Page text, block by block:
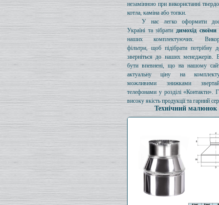
незамінною при використанні
котла, каміна або топки.
У нас легко оформити
Україні та зібратидимохід
наших комплектуючих.
фільтри, щоб підібрати потрібну
зверніться до наших менеджерів.
бути впевнені, що на нашому
актуальну ціну на
можливими знижками
телефонами у розділі «Контакти».
високу якість продукції та гарний
Технічний малюнок